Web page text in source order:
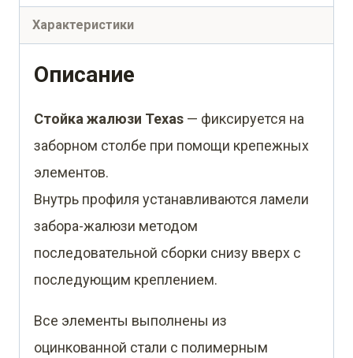
без
крепежного
вкладыша
RAL
7016
антрацитово-
серый
(1,8м)
Характеристики
Описание
Стойка жалюзи Texas — фиксируется на
заборном столбе при помощи крепежных
элементов.
Внутрь профиля устанавливаются ламели
забора-жалюзи методом
последовательной сборки снизу вверх с
последующим креплением.
Все элементы выполнены из
оцинкованной стали с полимерным